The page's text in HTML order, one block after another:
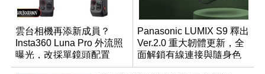
雲台相機再添新成員？
Insta360 Luna Pro 外流照
曝光，改採單鏡頭配置
Panasonic LUMIX S9 釋出
Ver.2.0 重大韌體更新，全
面解鎖有線連接與隨身色
調編輯